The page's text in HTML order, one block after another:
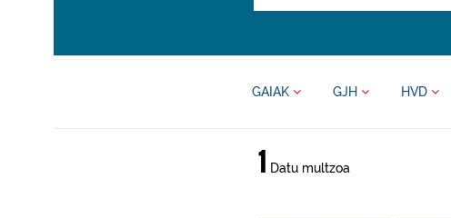
GAIAK GJH HVD
1 Datu multzoa